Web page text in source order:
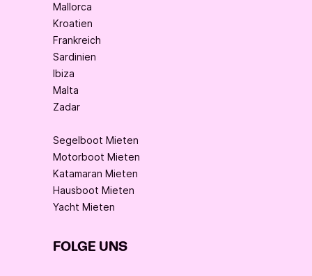
Mallorca
Kroatien
Frankreich
Sardinien
Ibiza
Malta
Zadar
Segelboot Mieten
Motorboot Mieten
Katamaran Mieten
Hausboot Mieten
Yacht Mieten
FOLGE UNS